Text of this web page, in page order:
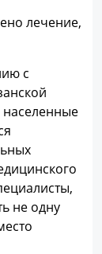
лечение,
с
не одну